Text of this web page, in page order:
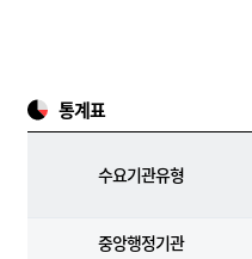
통계표
수요기관유형
중앙행정기관